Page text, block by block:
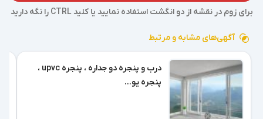
برای زوم در نقشه از دو انگشت استفاده نمایید یا کلید CTRL را نگه دارید
آگهی‌های مشابه و مرتبط
درب و پنجره دو جداره ، پنجره upvc ،
پنجره یو...